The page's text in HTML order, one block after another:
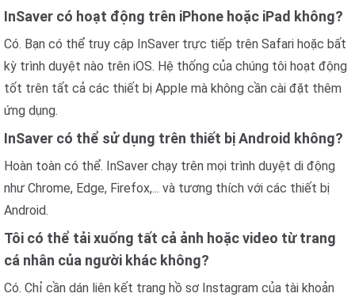
InSaver có hoạt động trên iPhone hoặc iPad không?
Có. Bạn có thể truy cập InSaver trực tiếp trên Safari hoặc bất
kỳ trình duyệt nào trên iOS. Hệ thống của chúng tôi hoạt động
tốt trên tất cả các thiết bị Apple mà không cần cài đặt thêm
ứng dụng.
InSaver có thể sử dụng trên thiết bị Android không?
Hoàn toàn có thể. InSaver chạy trên mọi trình duyệt di động
như Chrome, Edge, Firefox,... và tương thích với các thiết bị
Android.
Tôi có thể tải xuống tất cả ảnh hoặc video từ trang
cá nhân của người khác không?
Có. Chỉ cần dán liên kết trang hồ sơ Instagram của tài khoản